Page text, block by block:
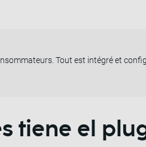
Tout est intégré et
tiene el